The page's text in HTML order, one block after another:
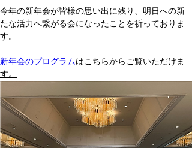
今年の新年会が皆様の思い出に残り、明日への新
たな活力へ繋がる会になったことを祈っておりま
す。
新年会のプログラムはこちらからご覧いただけま
す。